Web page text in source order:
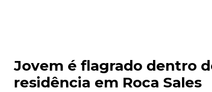
Jovem é flagrado dentro
residência em Roca Sales